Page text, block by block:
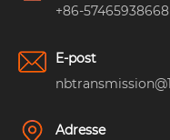
+86-57465938668
E-post
Adresse